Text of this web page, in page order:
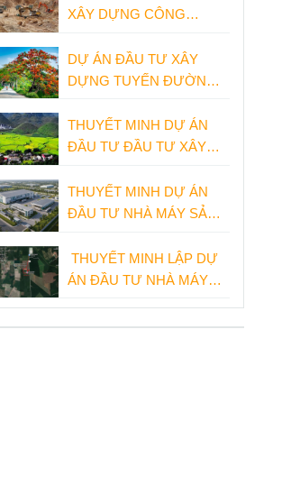
XÂY DỰNG CÔNG
KHOÁNG SẢN LÀM VẬT
LIỆU XÂY DỰNG
DỰ ÁN ĐẦU TƯ XÂY
DỰNG TUYẾN ĐƯỜNG
- HẢI PHÒNG
THUYẾT MINH DỰ ÁN
ĐẦU TƯ ĐẦU TƯ XÂY
MĂNG
THUYẾT MINH DỰ ÁN
ĐẦU TƯ NHÀ MÁY SẢN
KHẨU
THUYẾT MINH LẬP DỰ
ÁN ĐẦU TƯ NHÀ MÁY
ĐIỆN